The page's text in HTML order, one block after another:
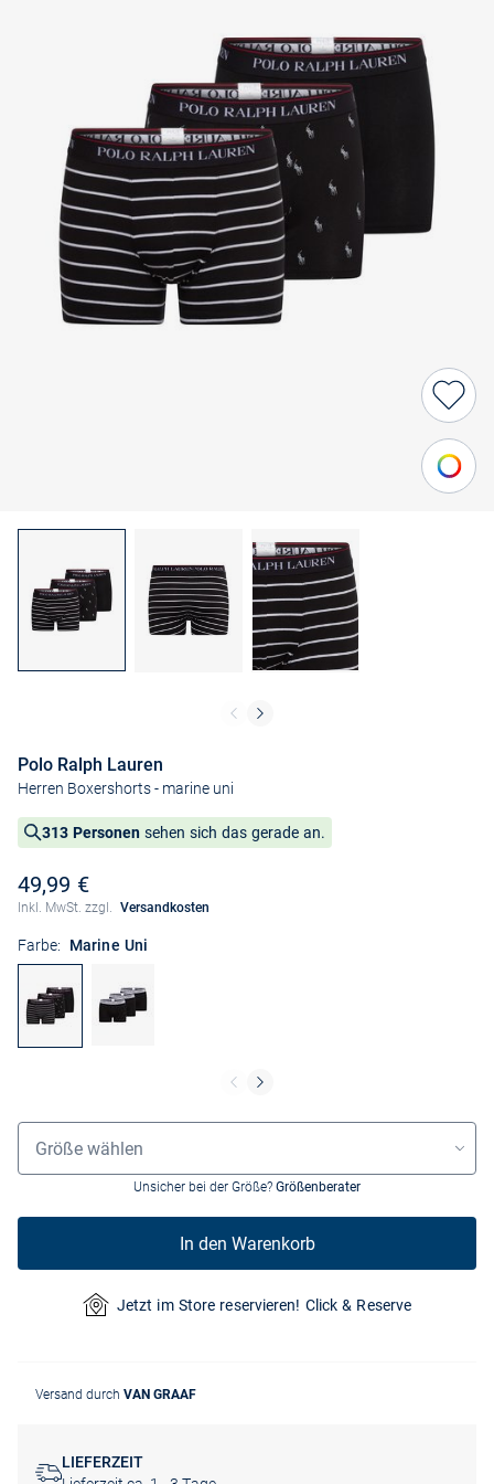
Polo Ralph Lauren
Herren Boxershorts- marine uni
313 Personen sehen sich das gerade an.
49,99 €
Inkl. MwSt. zzgl. Versandkosten
Farbe: Marine Uni
Größenauswahl
Größe wählen
Unsicher bei der Größe? Größenberater
In den Warenkorb
Jetzt im Store reservieren! Click & Reserve
Versand durch VAN GRAAF
LIEFERZEIT